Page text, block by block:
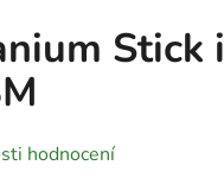
Stick
hodnocení